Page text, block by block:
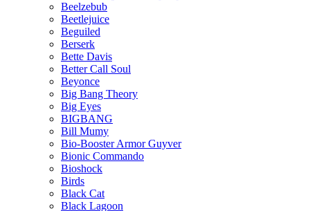
Beelzebub
Beetlejuice
Beguiled
Berserk
Bette Davis
Better Call Soul
Beyonce
Big Bang Theory
Big Eyes
BIGBANG
Bill Mumy
Bio-Booster Armor Guyver
Bionic Commando
Bioshock
Birds
Black Cat
Black Lagoon